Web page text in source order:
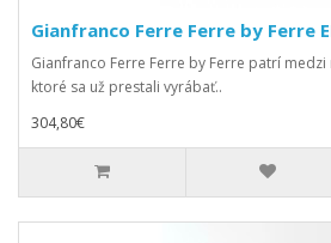
Gianfranco Ferre Ferre by Ferre
Gianfranco Ferre Ferre by Ferre patrí
ktoré sa už prestali vyrábať..
304,80€